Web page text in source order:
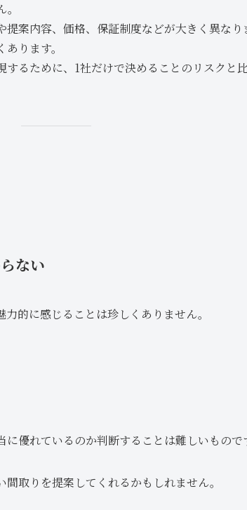
案内容、価格、保証制度などが大きく異なり
ります。
るために、1社だけで決めることのリスクと
ない
的に感じることは珍しくありません。
優れているのか判断することは難しいもので
取りを提案してくれるかもしれません。